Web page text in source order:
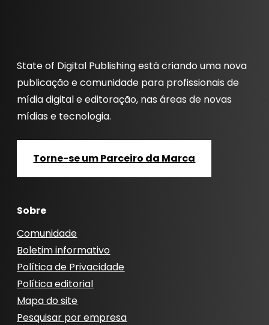
State of Digital Publishing está criando uma nova
publicação e comunidade para profissionais de
mídia digital e editoração, nas áreas de novas
mídias e tecnologia.
Torne-se um Parceiro da Marca
Sobre
Comunidade
Boletim informativo
Política de Privacidade
Política editorial
Mapa do site
Pesquisar por empresa